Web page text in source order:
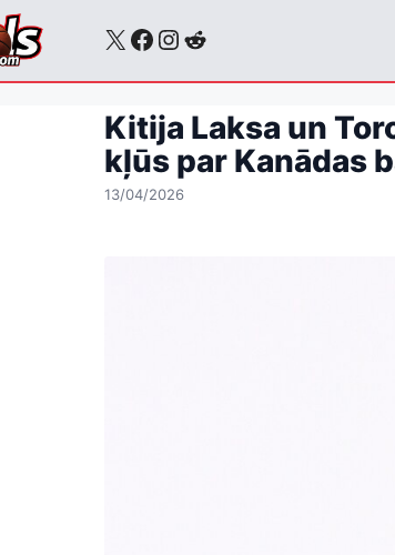
X Facebook
Instagram
Reddit
Kitija Laksa un
kļūs par Kanādas
13/04/2026